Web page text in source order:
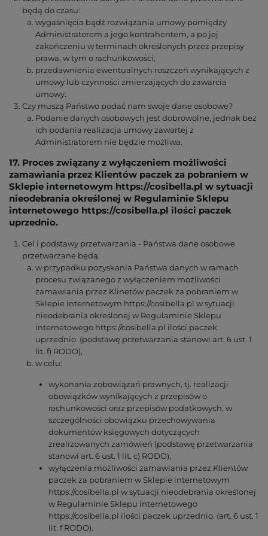
będą do czasu:
wygaśnięcia bądź rozwiązania umowy pomiędzy
Administratorem a jego kontrahentem, a po jej
zakończeniu w terminach określonych przez przepisy
prawa, w tym o rachunkowości,
przedawnienia ewentualnych roszczeń wynikających z
umowy lub czynności zmierzających do zawarcia
umowy.
Czy muszą Państwo podać nam swoje dane osobowe?
Podanie danych osobowych jest dobrowolne, jednak bez
ich podania realizacja umowy zawartej z
Administratorem nie będzie możliwa.
17. Proces związany z wyłączeniem możliwości
zamawiania przez Klientów paczek za pobraniem w
Sklepie internetowym https://cosibella.pl w sytuacji
nieodebrania określonej w Regulaminie Sklepu
internetowego https://cosibella.pl ilości paczek
uprzednio.
Cel i podstawy przetwarzania - Państwa dane osobowe
przetwarzane będą:
w przypadku pozyskania Państwa danych w ramach
procesu związanego z wyłączeniem możliwości
zamawiania przez Klinetów paczek za pobraniem w
Sklepie internetowym https://cosibella.pl w sytuacji
nieodebrania określonej w Regulaminie Sklepu
internetowego https://cosibella.pl ilości paczek
uprzednio. (podstawę przetwarzania stanowi art. 6 ust. 1
lit. f) RODO),
w celu:
wykonania zobowiązań prawnych, tj. realizacji
obowiązków wynikających z przepisów o
rachunkowości oraz przepisów podatkowych, w
szczególności obowiązku przechowywania
dokumentów księgowych dotyczących
zrealizowanych zamówień (podstawę przetwarzania
stanowi art. 6 ust. 1 lit. c) RODO),
wyłączenia możliwości zamawiania przez Klientów
paczek za pobraniem w Sklepie internetowym
https://cosibella.pl w sytuacji nieodebrania określonej
w Regulaminie Sklepu internetowego
https://cosibella.pl ilości paczek uprzednio. (art. 6 ust. 1
lit. f RODO).